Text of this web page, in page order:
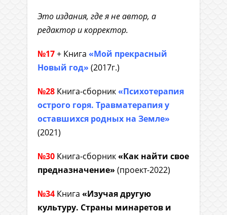
Это издания, где я не автор, а
редактор и корректор.
№17+ Книга «Мой прекрасный
Новый год» (2017г.)
№28 Книга-сборник«Психотерапия
острого горя. Травматерапия у
оставшихся родных на Земле»
(2021)
№30 Книга-сборник«Как найти свое
предназначение» (проект-2022)
№34 Книга «Изучая другую
культуру. Страны минаретов и